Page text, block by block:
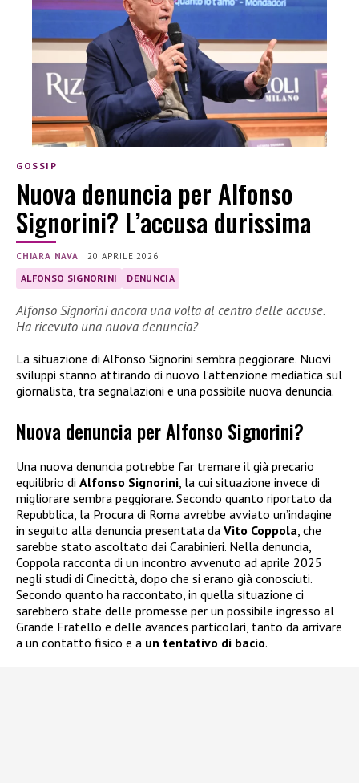
GOSSIP
Nuova denuncia per Alfonso
Signorini? L’accusa durissima
CHIARA NAVA |20 APRILE 2026
ALFONSO SIGNORINI DENUNCIA
Alfonso Signorini ancora una volta al centro delle accuse.
Ha ricevuto una nuova denuncia?
La situazione di Alfonso Signorini sembra peggiorare. Nuovi
sviluppi stanno attirando di nuovo l’attenzione mediatica sul
giornalista, tra segnalazioni e una possibile nuova denuncia.
Nuova denuncia per Alfonso Signorini?
Una nuova denuncia potrebbe far tremare il già precario
equilibrio di Alfonso Signorini, la cui situazione invece di
migliorare sembra peggiorare. Secondo quanto riportato da
Repubblica, la Procura di Roma avrebbe avviato un’indagine
in seguito alla denuncia presentata da Vito Coppola, che
sarebbe stato ascoltato dai Carabinieri. Nella denuncia,
Coppola racconta di un incontro avvenuto ad aprile 2025
negli studi di Cinecittà, dopo che si erano già conosciuti.
Secondo quanto ha raccontato, in quella situazione ci
sarebbero state delle promesse per un possibile ingresso al
Grande Fratello e delle avances particolari, tanto da arrivare
a un contatto fisico e a un tentativo di bacio.